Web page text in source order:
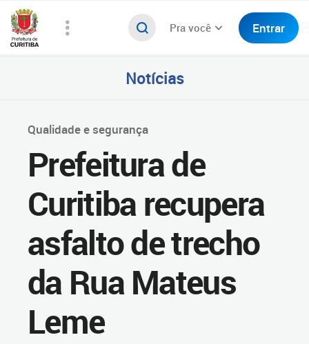
Pra você Entrar
Notícias
Qualidade e segurança
Prefeitura de
Curitiba recupera
asfalto de trecho
da Rua Mateus
Leme